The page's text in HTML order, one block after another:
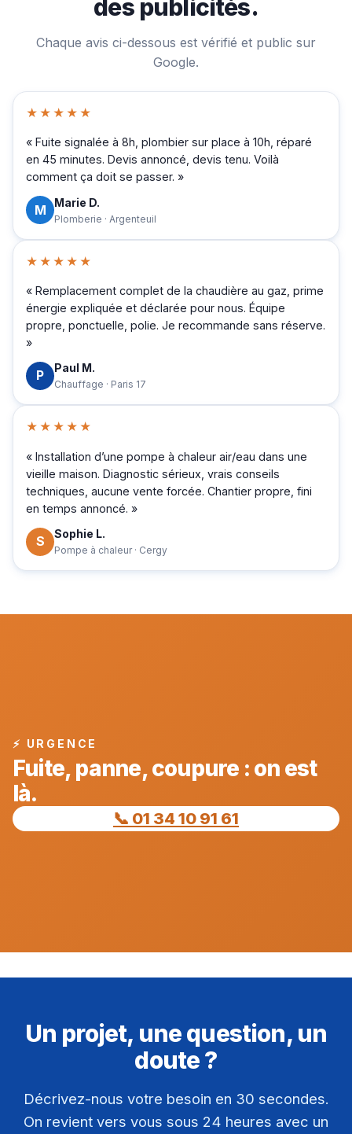
des publicités.
Chaque avis ci-dessous est vérifié et public sur
Google.
★★★★★
« Fuite signalée à 8h, plombier sur place à 10h, réparé
en 45 minutes. Devis annoncé, devis tenu. Voilà
comment ça doit se passer. »
M Marie D.
Plomberie · Argenteuil
★★★★★
« Remplacement complet de la chaudière au gaz, prime
énergie expliquée et déclarée pour nous. Équipe
propre, ponctuelle, polie. Je recommande sans réserve.
»
P Paul M.
Chauffage · Paris 17
★★★★★
« Installation d’une pompe à chaleur air/eau dans une
vieille maison. Diagnostic sérieux, vrais conseils
techniques, aucune vente forcée. Chantier propre, fini
en temps annoncé. »
S Sophie L.
Pompe à chaleur · Cergy
⚡ URGENCE
Fuite, panne, coupure : on est
là.
📞 01 34 10 91 61
Un projet, une question, un
doute ?
Décrivez-nous votre besoin en 30 secondes.
On revient vers vous sous 24 heures avec un